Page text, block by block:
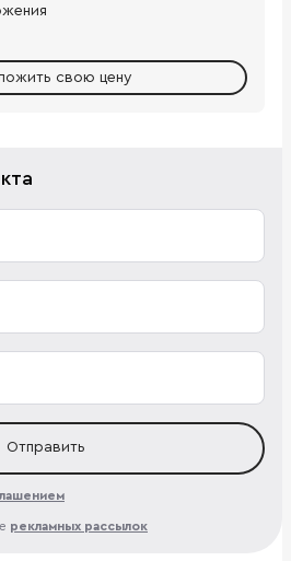
свою цену
Отправить
рекламных рассылок